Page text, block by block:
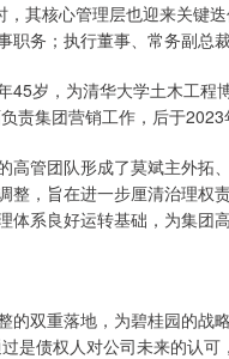
其核心管理层也迎来关键
职务；执行董事、常务副总
岁，为清华大学土木工程
责集团营销工作，后于2023
管团队形成了莫斌主外拓
整，旨在进一步厘清治理权
体系良好运转基础，为集团
双重落地，为碧桂园的战
是债权人对公司未来的认